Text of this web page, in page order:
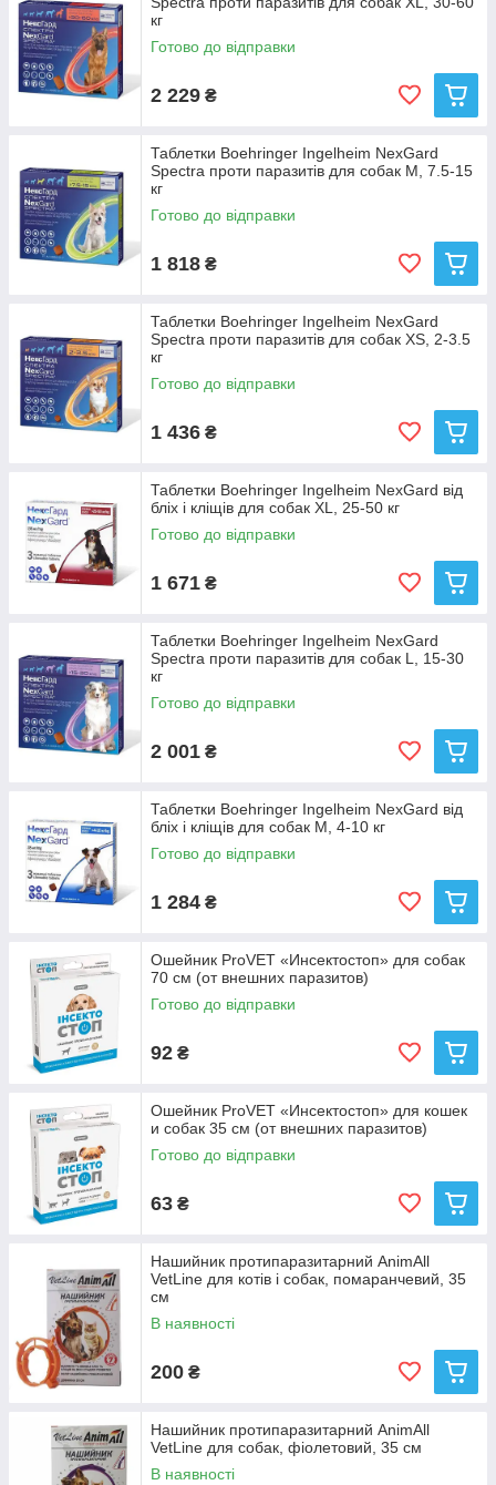
кг
Готово до відправки
2 229 ₴
Таблетки Boehringer Ingelheim NexGard
Spectra проти паразитів для собак M, 7.5-15
кг
Готово до відправки
1 818 ₴
Таблетки Boehringer Ingelheim NexGard
Spectra проти паразитів для собак XS, 2-3.5
кг
Готово до відправки
1 436 ₴
Таблетки Boehringer Ingelheim NexGard від
бліх і кліщів для собак XL, 25-50 кг
Готово до відправки
1 671 ₴
Таблетки Boehringer Ingelheim NexGard
Spectra проти паразитів для собак L, 15-30
кг
Готово до відправки
2 001 ₴
Таблетки Boehringer Ingelheim NexGard від
бліх і кліщів для собак M, 4-10 кг
Готово до відправки
1 284 ₴
Ошейник ProVET «Инсектостоп» для собак
70 см (от внешних паразитов)
Готово до відправки
92 ₴
Ошейник ProVET «Инсектостоп» для кошек
и собак 35 см (от внешних паразитов)
Готово до відправки
63 ₴
Нашийник протипаразитарний AnimAll
VetLine для котів і собак, помаранчевий, 35
см
В наявності
200 ₴
Нашийник протипаразитарний AnimAll
VetLine для собак, фіолетовий, 35 см
В наявності